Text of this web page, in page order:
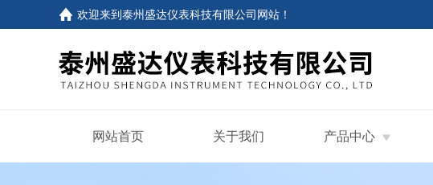
欢迎来到泰州盛达仪表科技有限公司网站 ！
网站首页 关于我们 产品中心